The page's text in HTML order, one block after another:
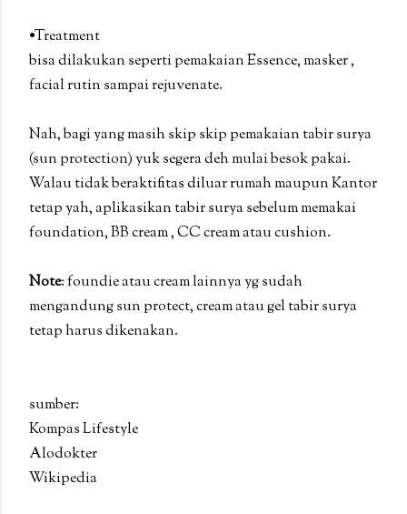
•Treatment
bisa dilakukan seperti pemakaian Essence, masker ,
facial rutin sampai rejuvenate.
Nah, bagi yang masih skip skip pemakaian tabir surya
(sun protection) yuk segera deh mulai besok pakai.
Walau tidak beraktifitas diluar rumah maupun Kantor
tetap yah, aplikasikan tabir surya sebelum memakai
foundation, BB cream , CC cream atau cushion.
Note: foundie atau cream lainnya yg sudah
mengandung sun protect, cream atau gel tabir surya
tetap harus dikenakan.
sumber:
Kompas Lifestyle
Alodokter
Wikipedia